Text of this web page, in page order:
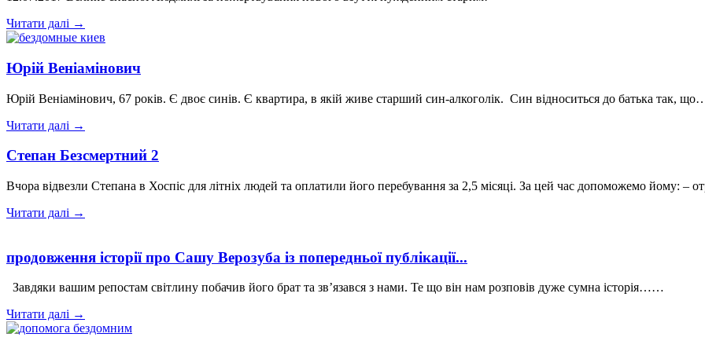
Читати далі →
Юрій Веніамінович
Юрій Веніамінович, 67 років. Є двоє синів. Є квартира, в якій живе старший син-алкоголік. Син відноситься до батька так,
Читати далі →
Степан Безсмертний 2
Вчора відвезли Степана в Хоспіс для літніх людей та оплатили його перебування за 2,5 місяці. За цей час допоможемо йому: –
Читати далі →
продовження історії про Сашу Верозуба із попередньої публікації...
Завдяки вашим репостам світлину побачив його брат та зв’язався з нами. Те що він нам розповів дуже сумна історія……
Читати далі →